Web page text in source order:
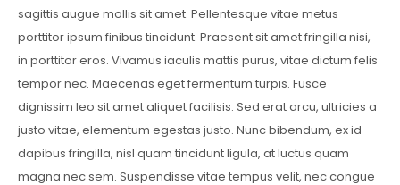
sagittis augue mollis sit amet. Pellentesque vitae metus
porttitor ipsum finibus tincidunt. Praesent sit amet fringilla nisi,
in porttitor eros. Vivamus iaculis mattis purus, vitae dictum felis
tempor nec. Maecenas eget fermentum turpis. Fusce
dignissim leo sit amet aliquet facilisis. Sed erat arcu, ultricies a
justo vitae, elementum egestas justo. Nunc bibendum, ex id
dapibus fringilla, nisl quam tincidunt ligula, at luctus quam
magna nec sem. Suspendisse vitae tempus velit, nec congue